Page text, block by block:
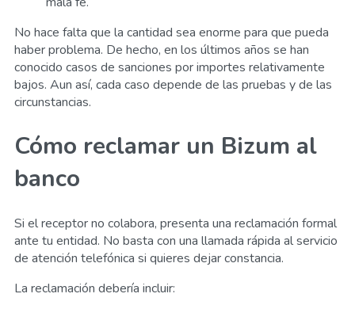
No hace falta que la cantidad sea enorme para que pueda
haber problema. De hecho, en los últimos años se han
conocido casos de sanciones por importes relativamente
bajos. Aun así, cada caso depende de las pruebas y de las
circunstancias.
Cómo reclamar un Bizum al
banco
Si el receptor no colabora, presenta una reclamación formal
ante tu entidad. No basta con una llamada rápida al servicio
de atención telefónica si quieres dejar constancia.
La reclamación debería incluir: